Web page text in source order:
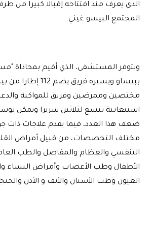
الذي يعرف منذ افتتاحه إقبالا كبيرا من
المجتمع البيسو غيني.
ويتوفر المستشفى، الذي أقيم بمحاذاة
ببيساو ويسيره فريق يضم
مختصين وممرضين وفريق للمواكبة
استيعابية تتسع لثلاثين سريرا ويمكن
ضعف هذا العدد، فيما يقدم علاجات ذات
مختلف التخصصات، من قبيل أمراض
التنفسي والعظام والمفاصل والطب
الأطفال وطب الأعصاب وأمراض النساء
العيون وطب الأسنان والأنف و الأذن